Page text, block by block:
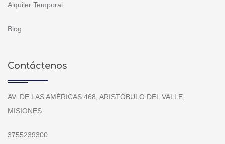
Alquiler Temporal
Blog
Contáctenos
AV. DE LAS AMÉRICAS 468, ARISTÓBULO DEL VALLE,
MISIONES
3755239300